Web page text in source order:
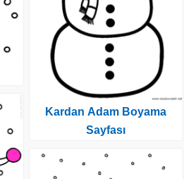
Kardan Adam Boyama
Sayfası